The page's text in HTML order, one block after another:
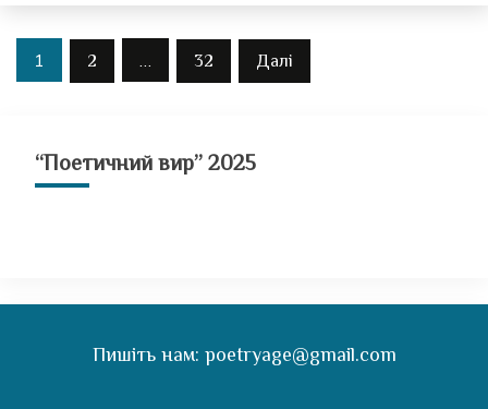
Навігація
1 2 … 32 Далі
“Поетичний вир” 2025
Пишіть нам: poetryage@gmail.com